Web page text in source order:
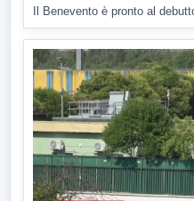
Il Benevento è pronto al